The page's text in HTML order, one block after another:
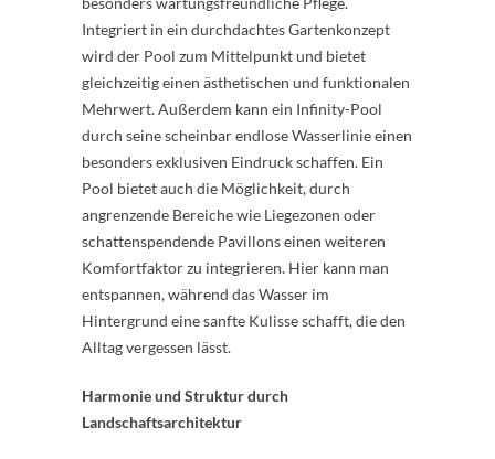
Integriert in ein durchdachtes Gartenkonzept
wird der Pool zum Mittelpunkt und bietet
gleichzeitig einen ästhetischen und funktionalen
Mehrwert. Außerdem kann ein Infinity-Pool
durch seine scheinbar endlose Wasserlinie einen
besonders exklusiven Eindruck schaffen. Ein
Pool bietet auch die Möglichkeit, durch
angrenzende Bereiche wie Liegezonen oder
schattenspendende Pavillons einen weiteren
Komfortfaktor zu integrieren. Hier kann man
entspannen, während das Wasser im
Hintergrund eine sanfte Kulisse schafft, die den
Alltag vergessen lässt.
Harmonie und Struktur durch
Landschaftsarchitektur